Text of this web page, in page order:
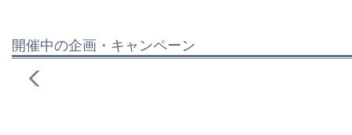
開催中の企画・キャンペーン